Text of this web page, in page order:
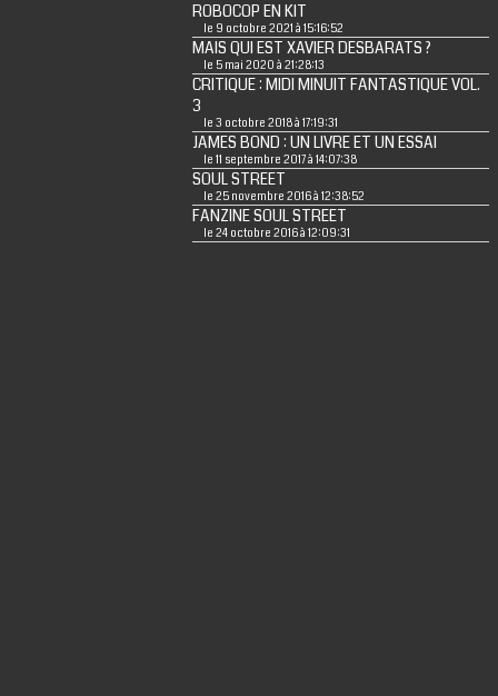
ROBOCOP EN KIT
le 9 octobre 2021 à 15:16:52
MAIS QUI EST XAVIER DESBARATS ?
le 5 mai 2020 à 21:28:13
CRITIQUE : MIDI MINUIT FANTASTIQUE VOL.
3
le 3 octobre 2018 à 17:19:31
JAMES BOND : UN LIVRE ET UN ESSAI
le 11 septembre 2017 à 14:07:38
SOUL STREET
le 25 novembre 2016 à 12:38:52
FANZINE SOUL STREET
le 24 octobre 2016 à 12:09:31